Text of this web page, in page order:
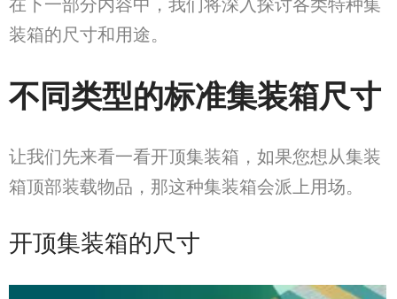
装箱的尺寸和用途。
不同类型的标准集装箱尺寸
让我们先来看一看开顶集装箱，如果您想从集装
箱顶部装载物品，那这种集装箱会派上用场。
开顶集装箱的尺寸